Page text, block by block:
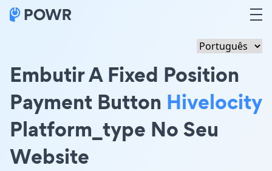
Embutir A Fixed Position
Payment Button Hivelocity
Platform_type No Seu
Website